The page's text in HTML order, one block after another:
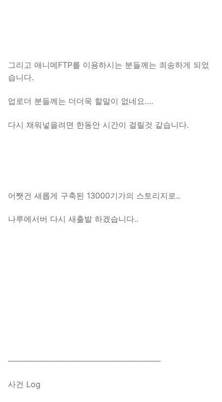
그리고 애니메FTP를 이용하시는 분들께는 죄송하게 되었
습니다.
업로더 분들께는 더더욱 할말이 없네요….
다시 채워넣을려면 한동안 시간이 걸릴것 같습니다.
어쨋건 새롭게 구축된 13000기가의 스토리지로..
나루에서버 다시 새출발 하겠습니다..
────────────────────────────
사건 Log